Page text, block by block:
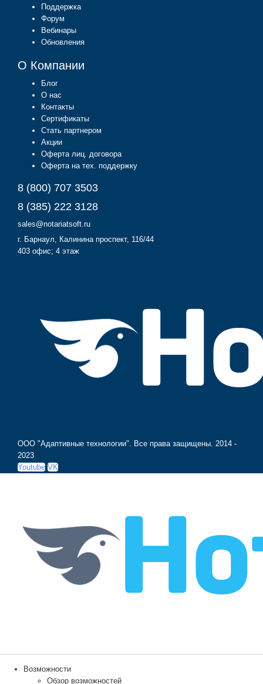
Поддержка
Форум
Вебинары
Обновления
О Компании
Блог
О нас
Контакты
Сертификаты
Стать партнером
Акции
Оферта лиц. договора
Оферта на тех. поддержку
8 (800) 707 3503
8 (385) 222 3128
sales@notariatsoft.ru
г. Барнаул, Калинина проспект, 116/44
403 офис; 4 этаж
ООО "Адаптивные технологии". Все права защищены. 2014 -
2023
Youtube VK
Возможности
Обзор возможностей